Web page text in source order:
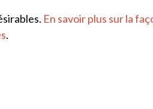
En savoir plus sur la
.